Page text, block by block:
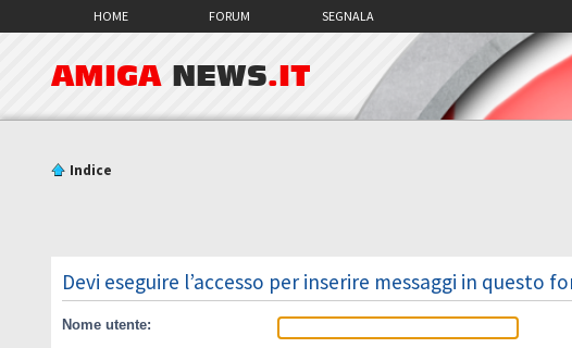
HOME FORUM SEGNALA
AMIGA NEWS.IT
Indice
Devi eseguire l’accesso per inserire messaggi in questo
Nome utente: